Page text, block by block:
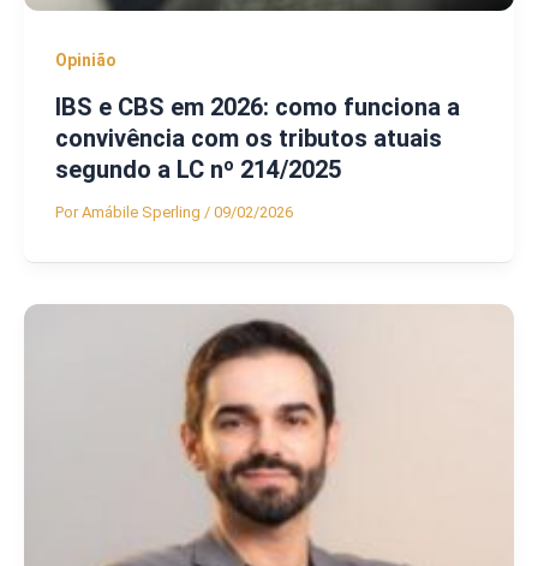
Opinião
IBS e CBS em 2026: como funciona a
convivência com os tributos atuais
segundo a LC nº 214/2025
PorAmábile Sperling / 09/02/2026